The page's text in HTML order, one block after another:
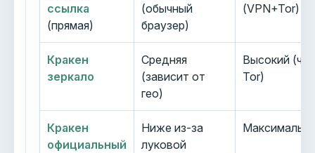
ссылка
(прямая)
(обычный
браузер)
(VPN+Tor)
Кракен
зеркало
Средняя
(зависит от
гео)
Высокий
Tor)
Кракен
официальный
Ниже из-за
луковой